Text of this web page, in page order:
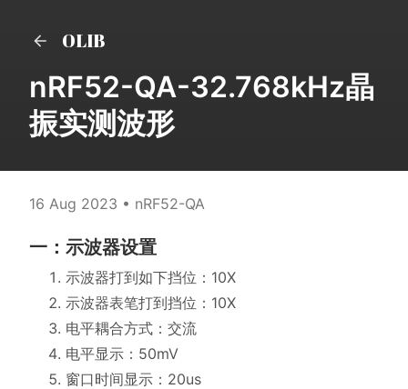
OLIB
nRF52-QA-32.768kHz晶
振实测波形
16 Aug 2023 • nRF52-QA
一：示波器设置
示波器打到如下挡位：10X
示波器表笔打到挡位：10X
电平耦合方式：交流
电平显示：50mV
窗口时间显示：20us